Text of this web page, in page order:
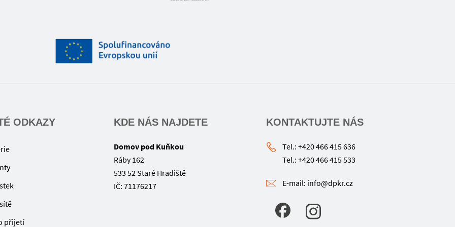
ODKAZY
přijetí
KDE NÁS NAJDETE
Domov pod Kuňkou
Ráby 162
533 52 Staré Hradiště
IČ: 71176217
KONTAKTUJTE NÁS
Tel.: +420 466 415 636
Tel.: +420 466 415 533
E-mail: info@dpkr.cz